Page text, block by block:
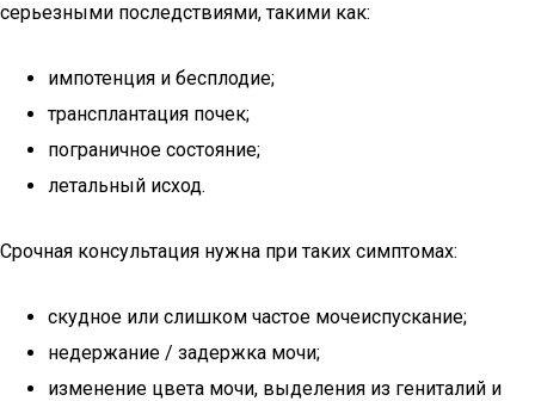
серьезными последствиями, такими как:
импотенция и бесплодие;
трансплантация почек;
пограничное состояние;
летальный исход.
Срочная консультация нужна при таких симптомах:
скудное или слишком частое мочеиспускание;
недержание / задержка мочи;
изменение цвета мочи, выделения из гениталий и